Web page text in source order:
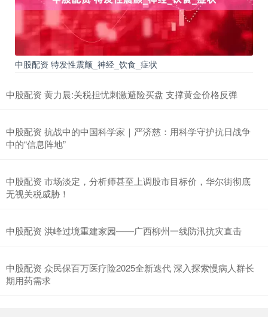
中股配资 特发性震颤_神经_饮食_症状
中股配资 黄力晨:关税担忧刺激避险买盘 支撑黄金价格反弹
中股配资 抗战中的中国科学家｜严济慈：用科学守护抗日战争
中的“信息阵地”
中股配资 市场淡定，分析师甚至上调股市目标价，华尔街彻底
无视关税威胁！
中股配资 洪峰过境重建家园——广西柳州一线防汛抗灾直击
中股配资 众民保百万医疗险2025全新迭代 深入探索慢病人群长
期用药需求